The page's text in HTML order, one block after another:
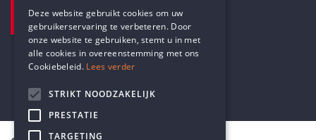
Pottenbrug 4
Antwerpen, 2000
DUTCH
Deze website gebruikt cookies om uw
gebruikerservaring te verbeteren. Door
onze website te gebruiken, stemt u in met
alle cookies in overeenstemming met ons
Cookiebeleid. Lees verder
STRIKT NOODZAKELIJK
PRESTATIE
TARGETING